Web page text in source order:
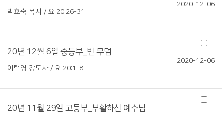
박효숙 목사 / 요 20:26-31
2020-12-06
20년 12월 6일 중등부_빈 무덤
이택영 강도사 / 요 20:1-8
2020-12-06
20년 11월 29일 고등부_부활하신 예수님